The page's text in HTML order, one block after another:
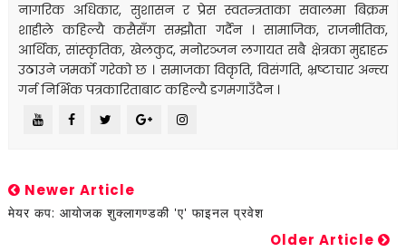
नागरिक अधिकार, सुशासन र प्रेस स्वतन्त्रताका सवालमा बिक्रम
शाहीले कहिल्यै कसैसँग सम्झौता गर्दैन । सामाजिक, राजनीतिक,
आर्थिक, सांस्कृतिक, खेलकुद, मनोरञ्जन लगायत सबै क्षेत्रका मुद्दाहरु
उठाउने जमर्को गरेको छ । समाजका विकृति, विसंगति, भ्रष्टाचार अन्त्य
गर्न निर्भिक पत्रकारिताबाट कहिल्यै डगमगाउँदैन ।
Newer Article
मेयर कप: आयोजक शुक्लागण्डकी 'ए' फाइनल प्रवेश
Older Article